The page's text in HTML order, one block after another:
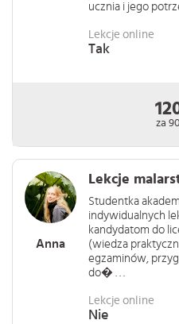
ucznia i jego
Lekcje online
Tak
za
Anna
Lekcje
Studentka
indywidualnych
kandydatom do
(wiedza
egzaminów,
do� . . .
Lekcje online
Nie